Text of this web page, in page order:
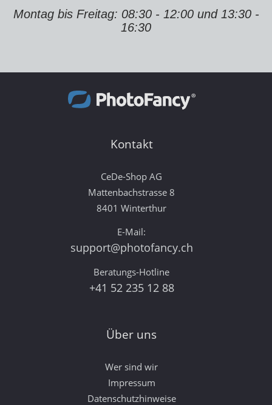
Montag bis Freitag: 08:30 - 12:00 und 13:30 -
16:30
Kontakt
CeDe-Shop AG
Mattenbachstrasse 8
8401 Winterthur
E-Mail:
support@photofancy.ch
Beratungs-Hotline
+41 52 235 12 88
Über uns
Wer sind wir
Impressum
Datenschutzhinweise